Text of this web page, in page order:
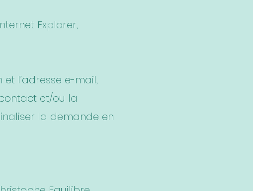
Explorer,
l’adresse e-mail,
et/ou la
la demande en